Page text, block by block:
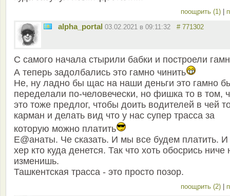
поощрить (1) |
alpha_portal 03.02.2021 в 09:11:32 # 771302
С самого начала стырили бабки и построели
А теперь задолбались это гамно чинить
Не, ну ладно бы щас на наши деньги это гамно
переделали по-человечески, но фишка то в том,
это тоже предлог, чтобы доить водителей в чей
карман и делать вид что у нас супер трасса за
которую можно платить
Е@анаты. Че сказать. И мы все будем платить. И
хер кто куда денется. Так что хоть обосрись ниче
изменишь.
Ташкентская трасса - это просто позор.
поощрить (2) |